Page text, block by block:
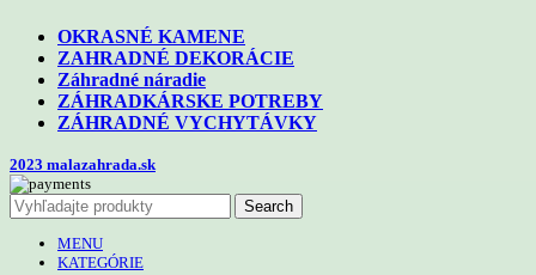
OKRASNÉ KAMENE
ZAHRADNÉ DEKORÁCIE
Záhradné náradie
ZÁHRADKÁRSKE POTREBY
ZÁHRADNÉ VYCHYTÁVKY
2023 malazahrada.sk
Search
MENU
KATEGÓRIE